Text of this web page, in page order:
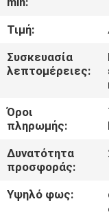
ΜΑΖΊ
ΕΙΔΉΣΕΙΣ
ΥΠΟΘΈΣΕΙΣ
Τιμή:
Συσκευασία
λεπτομέρειες:
Όροι
πληρωμής:
Δυνατότητα
προσφοράς:
Υψηλό φως: